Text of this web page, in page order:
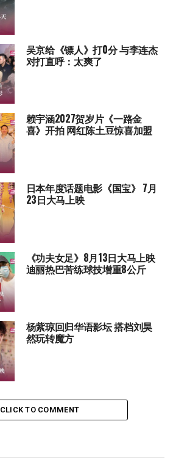
吴京给《镖人》打0分 与李连杰
对打直呼：太爽了
赖宇涵2027贺岁片《一路金
喜》开拍 网红陈土豆惊喜加盟
日本年度话题电影《国宝》 7月
23日大马上映
《功夫女足》8月13日大马上映
迪丽热巴苦练球技增重8公斤
杨紫琼回归华语影坛 搭档刘昊
然玩转魔方
CLICK TO COMMENT